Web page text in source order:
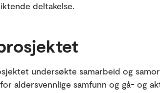
deltakelse.
undersøkte samarbeid og
aldersvennlige samfunn og gå- og